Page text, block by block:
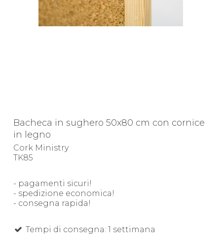
Bacheca in sughero 50x80 cm con cornice
in legno
Cork Ministry
TK85
- pagamenti sicuri!
- spedizione economica!
- consegna rapida!
Tempi di consegna: 1 settimana